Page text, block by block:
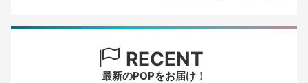
RECENT
最新のPOPをお届け！